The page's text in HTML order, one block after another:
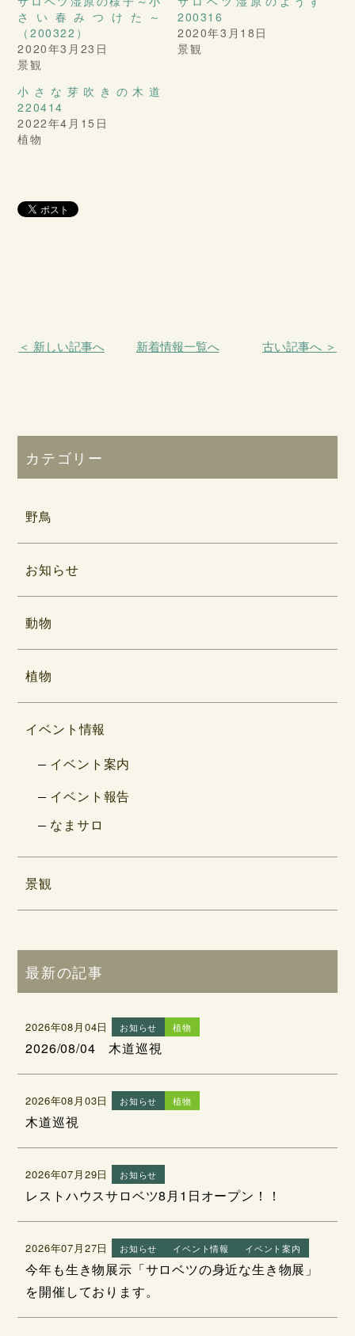
さい春みつけた～
（200322）
2020年3月23日
景観
200316
2020年3月18日
景観
小さな芽吹きの木道
220414
2022年4月15日
植物
＜ 新しい記事へ 新着情報一覧へ 古い記事へ ＞
カテゴリー
野鳥
お知らせ
動物
植物
イベント情報
イベント案内
イベント報告
なまサロ
景観
最新の記事
2026年08月04日 お知らせ 植物
2026/08/04 木道巡視
2026年08月03日 お知らせ 植物
木道巡視
2026年07月29日 お知らせ
レストハウスサロベツ8月1日オープン！！
2026年07月27日 お知らせ イベント情報 イベント案内
今年も生き物展示「サロベツの身近な生き物展」
を開催しております。